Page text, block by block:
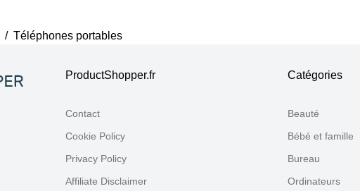
/ Téléphones portables
ProductShopper.fr
Contact
Cookie Policy
Privacy Policy
Affiliate Disclaimer
Catégories
Beauté
Bébé et famille
Bureau
Ordinateurs